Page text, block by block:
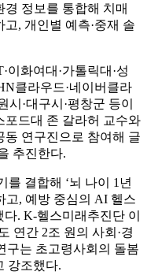
정보를 통합해 치매
, 개인별 예측·중재 솔
이화여대·가톨릭대·성
클라우드·네이버클라
·대구시·평창군 등이
포드대 존 갈라허 교수와
동 연구진으로 참여해 글
추진한다.
결합해 ‘뇌 나이 1년
고, 예방 중심의 AI 헬스
. K-헬스미래추진단 이
연간 2조 원의 사회·경
구는 초고령사회의 돌봄
강조했다.